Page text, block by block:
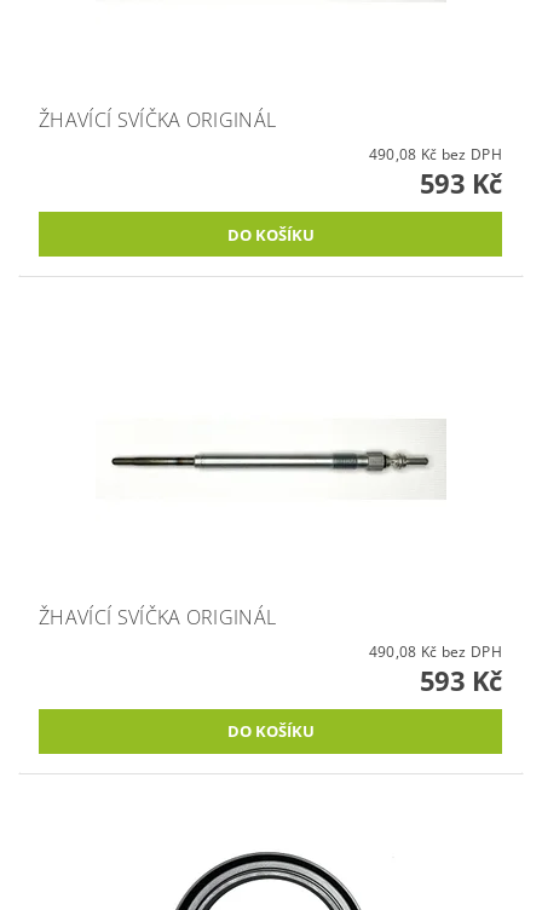
ŽHAVÍCÍ SVÍČKA ORIGINÁL
490,08 Kč bez DPH
593 Kč
ŽHAVÍCÍ SVÍČKA ORIGINÁL
490,08 Kč bez DPH
593 Kč